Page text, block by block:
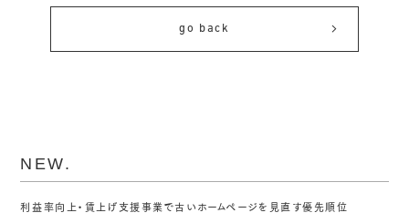
go back
NEW.
利益率向上・賃上げ支援事業で古いホームページを見直す優先順位